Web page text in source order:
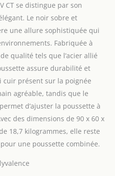
frein STOP & RIDE
Landau: grand et
matelas souple,
jusqu'à 9 kg
Il a un grand capot
fenêtre de contact
Poussette: conçue
de 6 mois à 22 kg.
avec le siège
de la marche. Le
en 3 positions
allongée. La
de ceintures de
et d'un arceau
SYSTEM: la
avec le siège auto
CT se distingue par son
Le noir sobre et
une allure sophistiquée qui
Fabriquée à
qualité tels que l’acier allié
assure durabilité et
cuir présent sur la poignée
agréable, tandis que le
d’ajuster la poussette à
des dimensions de 90 x 60 x
18,7 kilogrammes, elle reste
une poussette combinée.